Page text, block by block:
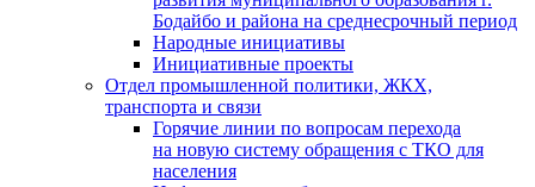
Бодайбо и района на среднесрочный период
Народные инициативы
Инициативные проекты
Отдел промышленной политики, ЖКХ,
транспорта и связи
Горячие линии по вопросам перехода
на новую систему обращения с ТКО для
населения